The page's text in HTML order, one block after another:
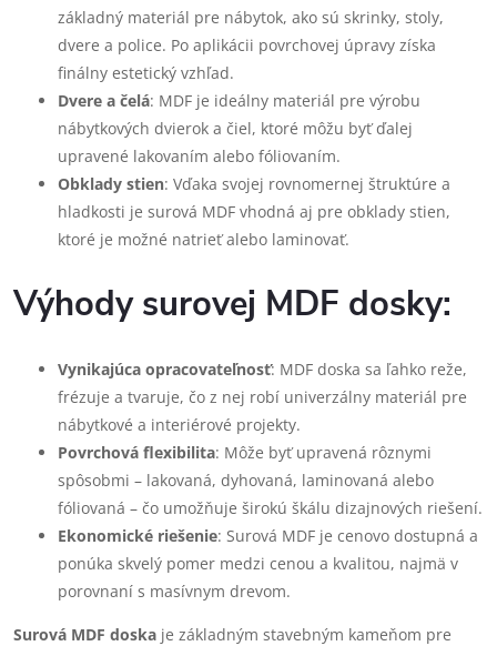
základný materiál pre nábytok, ako sú skrinky, stoly,
dvere a police. Po aplikácii povrchovej úpravy získa
finálny estetický vzhľad.
Dvere a čelá: MDF je ideálny materiál pre výrobu
nábytkových dvierok a čiel, ktoré môžu byť ďalej
upravené lakovaním alebo fóliovaním.
Obklady stien: Vďaka svojej rovnomernej štruktúre a
hladkosti je surová MDF vhodná aj pre obklady stien,
ktoré je možné natrieť alebo laminovať.
Výhody surovej MDF dosky:
Vynikajúca opracovateľnosť: MDF doska sa ľahko reže,
frézuje a tvaruje, čo z nej robí univerzálny materiál pre
nábytkové a interiérové projekty.
Povrchová flexibilita: Môže byť upravená rôznymi
spôsobmi – lakovaná, dyhovaná, laminovaná alebo
fóliovaná – čo umožňuje širokú škálu dizajnových riešení.
Ekonomické riešenie: Surová MDF je cenovo dostupná a
ponúka skvelý pomer medzi cenou a kvalitou, najmä v
porovnaní s masívnym drevom.
Surová MDF doska je základným stavebným kameňom pre